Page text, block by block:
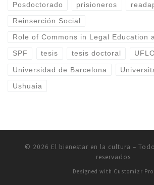
Posdoctorado prisioneros
Reinserción Social
Role of Commons in Legal Education
SPF tesis tesis doctoral
Universidad de Barcelona
Ushuaia
© 2026 El bienestar en la cultura –
reservados
Designed with Customizr Pro